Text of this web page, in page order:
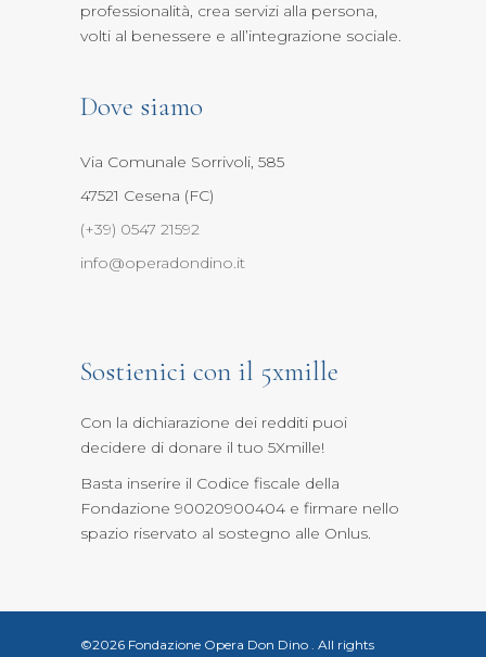
professionalità, crea servizi alla persona,
volti al benessere e all’integrazione sociale.
Dove siamo
Via Comunale Sorrivoli, 585
47521 Cesena (FC)
(+39) 0547 21592
info@operadondino.it
Sostienici con il 5xmille
Con la dichiarazione dei redditi puoi
decidere di donare il tuo 5Xmille!
Basta inserire il Codice fiscale della
Fondazione 90020900404 e firmare nello
spazio riservato al sostegno alle Onlus.
©2026 Fondazione Opera Don Dino . All rights